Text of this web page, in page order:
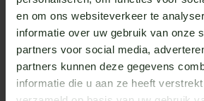
en om ons websiteverkeer te
informatie over uw gebruik van onze
partners voor social media,
partners kunnen deze gegevens
informatie die u aan ze heeft